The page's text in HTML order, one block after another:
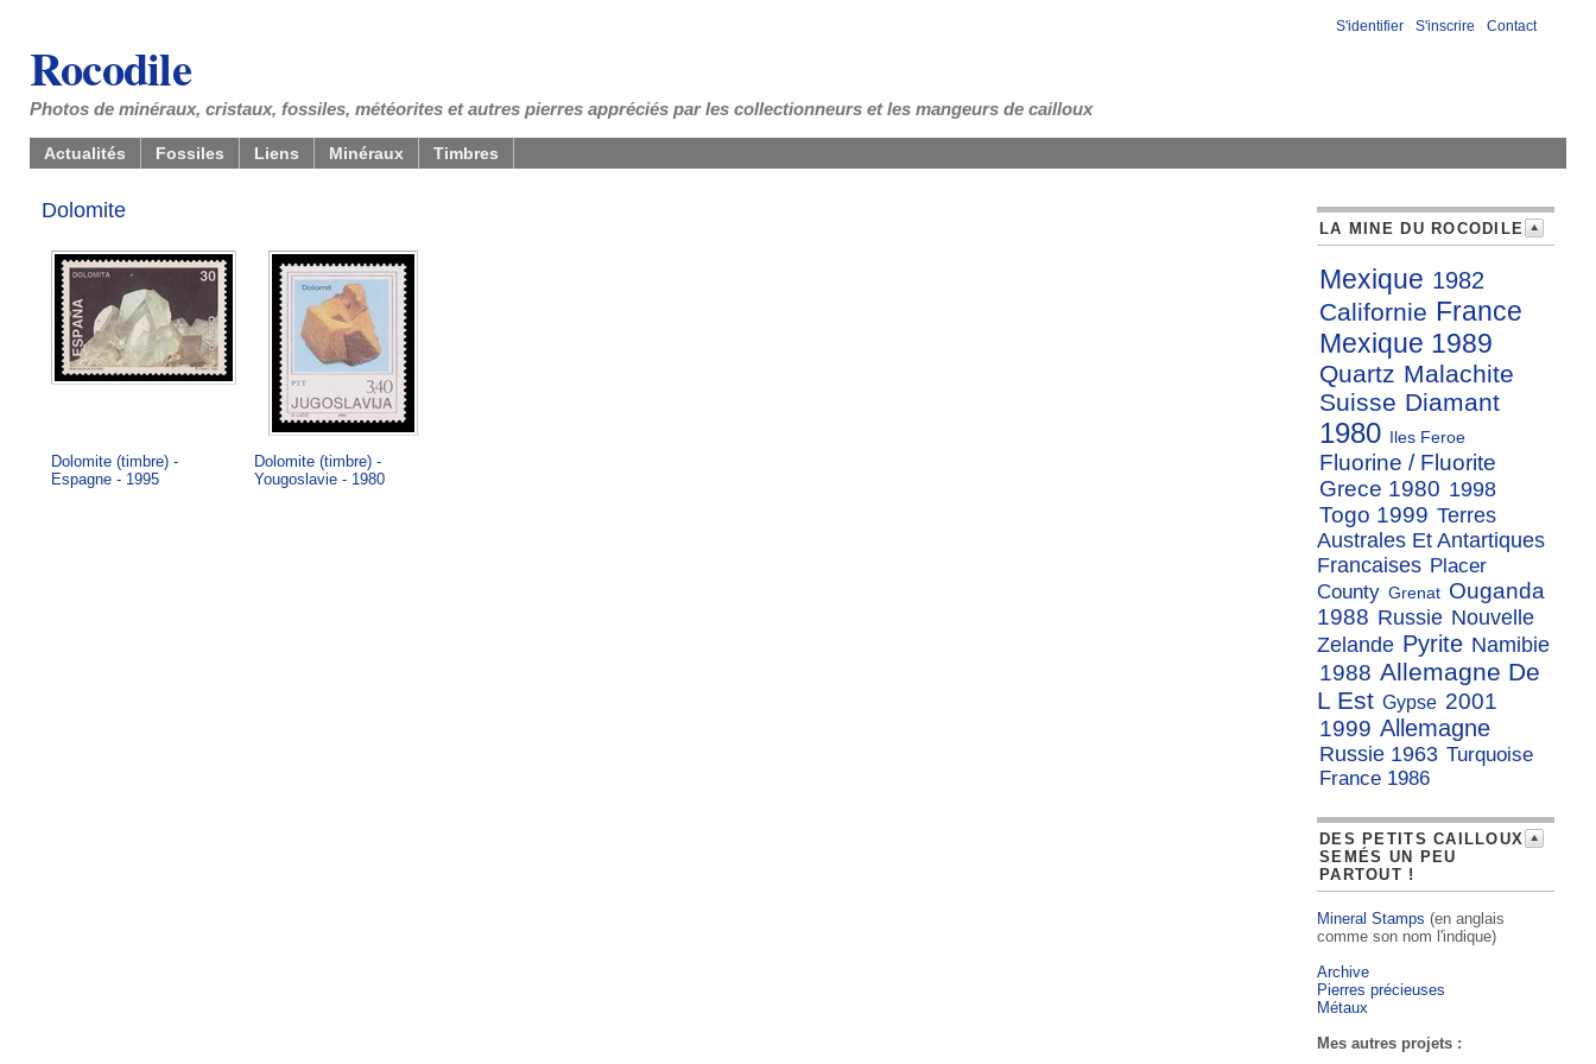
S'identifier - S'inscrire - Contact
Rocodile
Photos de minéraux, cristaux, fossiles, météorites et autres pierres appréciés par les collectionneurs et les mangeurs de cailloux
Actualités Fossiles Liens Minéraux Timbres
Dolomite
Dolomite (timbre) -
Espagne - 1995
Dolomite (timbre) -
Yougoslavie - 1980
LA MINE DU ROCODILE
Mexique 1982
Californie France
Mexique 1989
Quartz Malachite
Suisse Diamant
1980 Iles Feroe
Fluorine / Fluorite
Grece 1980 1998
Togo 1999 Terres
Australes Et Antartiques
Francaises Placer
County Grenat Ouganda
1988 Russie Nouvelle
Zelande Pyrite Namibie
1988 Allemagne De
L Est Gypse 2001
1999 Allemagne
Russie 1963 Turquoise
France 1986
DES PETITS CAILLOUX
SEMÉS UN PEU
PARTOUT !
Mineral Stamps (en anglais
comme son nom l'indique)
Archive
Pierres précieuses
Métaux
Mes autres projets :